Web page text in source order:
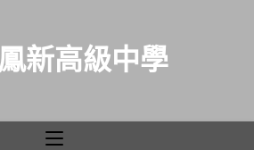
新高級中學